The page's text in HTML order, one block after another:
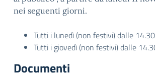
nei seguenti giorni.
Tutti i lunedì (non festivi) dalle
Tutti i giovedì (non festivi) dalle
Documenti